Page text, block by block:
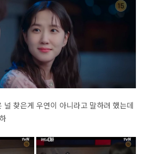
널 찾은게 우연이 아니라고 말하려 했는데